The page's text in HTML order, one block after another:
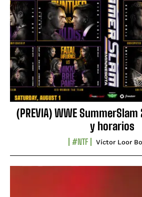
(PREVIA) WWE
y horarios
#NTF Víctor Loor